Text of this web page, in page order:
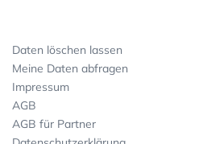
Daten löschen lassen
Meine Daten abfragen
Impressum
AGB
AGB für Partner